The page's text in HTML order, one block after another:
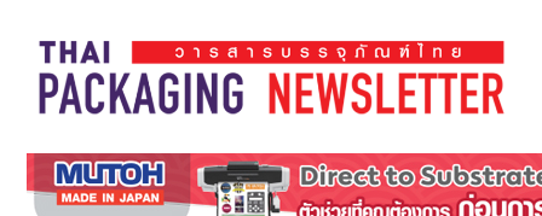
main
content
secondary
menu
primary
sidebar
footer
Thai
Pack
Magazine